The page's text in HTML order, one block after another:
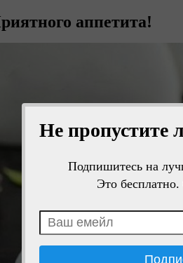
Не пропустите
Подпишитесь на
Это бесплатно.
аппетита!